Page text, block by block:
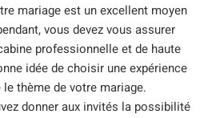
mariage est un excellent moyen
vous devez vous assurer
professionnelle et de haute
idée de choisir une expérience
thème de votre mariage.
donner aux invités la possibilité